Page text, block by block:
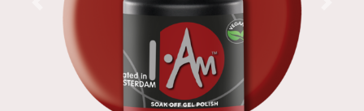
Vorige